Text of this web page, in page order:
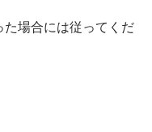
た場合には従ってくだ